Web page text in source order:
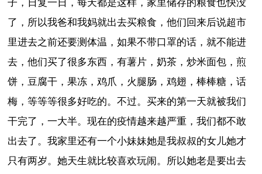
子，日复一日，每天都是这样，家里储存的粮食也快没
了，所以我爸和我妈就出去买粮食，他们回来后说超市
里进去之前还要测体温，如果不带口罩的话，就不能进
去，他们买了很多东西，有薯片，奶茶，炒米面包，煎
饼，豆腐干，果冻，鸡爪，火腿肠，鸡翅，棒棒糖，话
梅，等等等很多好吃的。不过。买来的第一天就被我们
干完了，一大半。现在的疫情越来越严重，我们都不敢
出去了。我家里还有一个小妹妹她是我叔叔的女儿她才
只有两岁。她天生就比较喜欢玩闹。所以她老是要出去